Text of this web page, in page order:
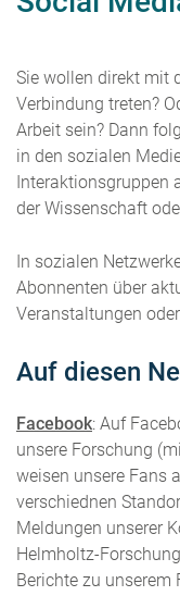
Sie wollen direkt mit
Verbindung treten?
Arbeit sein? Dann
in den sozialen
Interaktionsgruppen
der Wissenschaft
In sozialen
Abonnenten über
Veranstaltungen
Auf diesen
Facebook: Auf
unsere Forschung
weisen unsere Fans
verschiednen
Meldungen unserer
Helmholtz-
Berichte zu unserem